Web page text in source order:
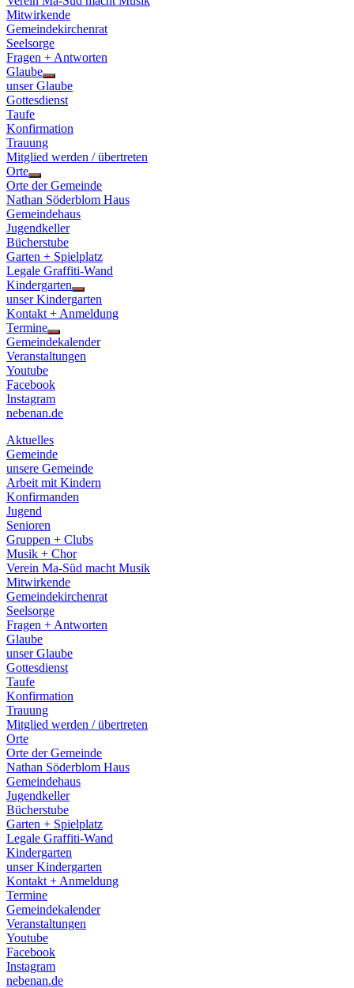
Mitwirkende
Gemeindekirchenrat
Seelsorge
Fragen + Antworten
Glaube
Show
sub
menu
unser Glaube
Gottesdienst
Taufe
Konfirmation
Trauung
Mitglied werden / übertreten
Orte
Show
sub
menu
Orte der Gemeinde
Nathan Söderblom Haus
Gemeindehaus
Jugendkeller
Bücherstube
Garten + Spielplatz
Legale Graffiti-Wand
Kindergarten
Show
sub
menu
unser Kindergarten
Kontakt + Anmeldung
Termine
Show
sub
menu
Gemeindekalender
Veranstaltungen
Youtube
Facebook
Instagram
nebenan.de
Aktuelles
Gemeinde
unsere Gemeinde
Arbeit mit Kindern
Konfirmanden
Jugend
Senioren
Gruppen + Clubs
Musik + Chor
Verein Ma-Süd macht Musik
Mitwirkende
Gemeindekirchenrat
Seelsorge
Fragen + Antworten
Glaube
unser Glaube
Gottesdienst
Taufe
Konfirmation
Trauung
Mitglied werden / übertreten
Orte
Orte der Gemeinde
Nathan Söderblom Haus
Gemeindehaus
Jugendkeller
Bücherstube
Garten + Spielplatz
Legale Graffiti-Wand
Kindergarten
unser Kindergarten
Kontakt + Anmeldung
Termine
Gemeindekalender
Veranstaltungen
Youtube
Facebook
Instagram
nebenan.de